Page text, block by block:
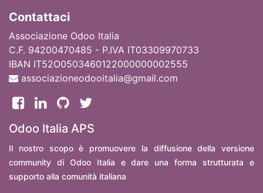
Contattaci
Associazione Odoo Italia
C.F. 94200470485 - P.IVA IT03309970733
IBAN IT52O0503460122000000002555
associazioneodooitalia@gmail.com
Odoo Italia APS
Il nostro scopo è promuovere la diffusione della versione
community di Odoo Italia e dare una forma strutturata e
supporto alla comunità italiana